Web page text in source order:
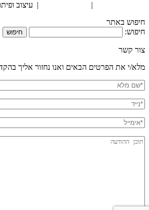
|
| עיצוב
חיפוש באתר
חיפוש:
צור קשר
מלא/י את הפרטים הבאים ואנו נחזור אליך